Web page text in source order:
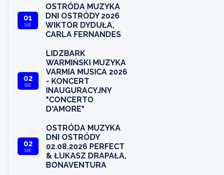
01
SIE
OSTRÓDA MUZYKA
DNI OSTRÓDY 2026
WIKTOR DYDUŁA,
CARLA FERNANDES
02
SIE
LIDZBARK
WARMIŃSKI MUZYKA
VARMIA MUSICA 2026
- KONCERT
INAUGURACYJNY
"CONCERTO
D'AMORE"
02
SIE
OSTRÓDA MUZYKA
DNI OSTRÓDY
02.08.2026 PERFECT
& ŁUKASZ DRAPAŁA,
BONAVENTURA